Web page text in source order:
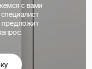
с вами
предложит